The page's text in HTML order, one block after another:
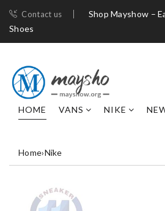
Contact us
Shop Mayshow –
Shoes
HOME VANS NIKE
Home›Nike